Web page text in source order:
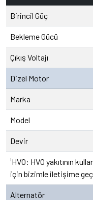
Birincil Güç
Bekleme Gücü
Çıkış Voltajı
Dizel Motor
Marka
Model
Devir
¹HVO: HVO yakıtının
için bizimle iletişime
Alternatör